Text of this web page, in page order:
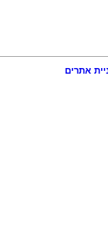
אתרים